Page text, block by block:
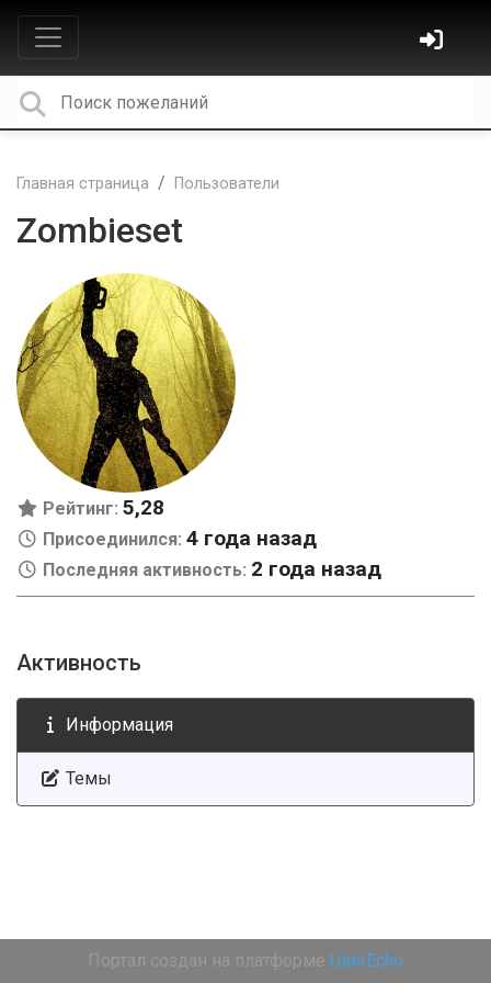
Главная страница Пользователи
Zombieset
Рейтинг: 5,28
Присоединился: 4 года назад
Последняя активность: 2 года назад
Активность
Информация
Темы
Портал создан на платформе UserEcho